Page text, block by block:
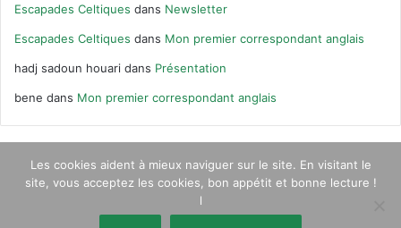
Escapades Celtiques dans Newsletter
Escapades Celtiques dans Mon premier correspondant anglais
hadj sadoun houari dans Présentation
bene dans Mon premier correspondant anglais
© Escapades Celtiques 2020 |Qui suis-je ?|Contact|Newsletter
Les cookies aident à mieux naviguer sur le site. En visitant le
site, vous acceptez les cookies, bon appétit et bonne lecture !
l